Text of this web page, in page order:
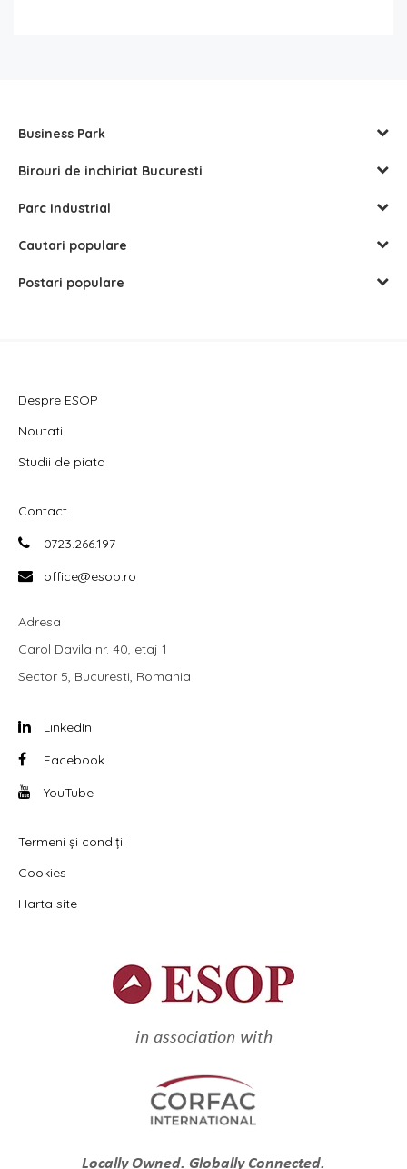
Business Park
Birouri de inchiriat Bucuresti
Parc Industrial
Cautari populare
Postari populare
Despre ESOP
Noutati
Studii de piata
Contact
0723.266.197
office@esop.ro
Adresa
Carol Davila nr. 40, etaj 1
Sector 5, Bucuresti, Romania
LinkedIn
Facebook
YouTube
Termeni și condiții
Cookies
Harta site
in association with
Locally Owned. Globally Connected.